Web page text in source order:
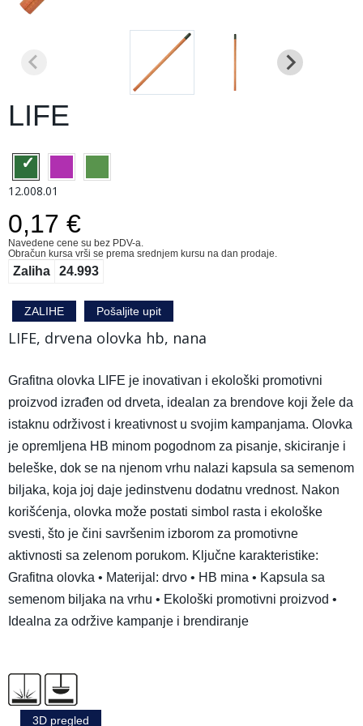
LIFE
12.008.01
0,17 €
Navedene cene su bez PDV-a.
Obračun kursa vrši se prema srednjem kursu na dan prodaje.
Zaliha 24.993
ZALIHE Pošaljite upit
LIFE, drvena olovka hb, nana
Grafitna olovka LIFE je inovativan i ekološki promotivni
proizvod izrađen od drveta, idealan za brendove koji žele da
istaknu održivost i kreativnost u svojim kampanjama. Olovka
je opremljena HB minom pogodnom za pisanje, skiciranje i
beleške, dok se na njenom vrhu nalazi kapsula sa semenom
biljaka, koja joj daje jedinstvenu dodatnu vrednost. Nakon
korišćenja, olovka može postati simbol rasta i ekološke
svesti, što je čini savršenim izborom za promotivne
aktivnosti sa zelenom porukom. Ključne karakteristike:
Grafitna olovka • Materijal: drvo • HB mina • Kapsula sa
semenom biljaka na vrhu • Ekološki promotivni proizvod •
Idealna za održive kampanje i brendiranje
3D pregled